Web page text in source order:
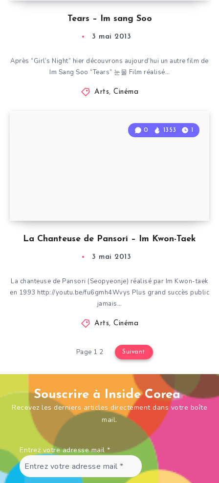
Tears – Im sang Soo
3 mai 2013
Après “Girl’s Night” hier découvrons aujourd’hui un autre film de
Im Sang Soo “Tears” 눈물 Film réalisé…
Arts,Cinéma
La Chanteuse de Pansori – Im Kwon-Taek
0 1353 1
3 mai 2013
La chanteuse de Pansori (Seopyeonje) réalisé par Im Kwon-taek
en 1993 http://youtu.be/fu6gmh4Wvys Plus grand succès public
jamais…
Arts,Cinéma
Page 1 2 Suivant
Souscrire à Inside Corea
Recevez les derniers articles directement dans votre boîte
mail.
Entrez votre adresse mail *